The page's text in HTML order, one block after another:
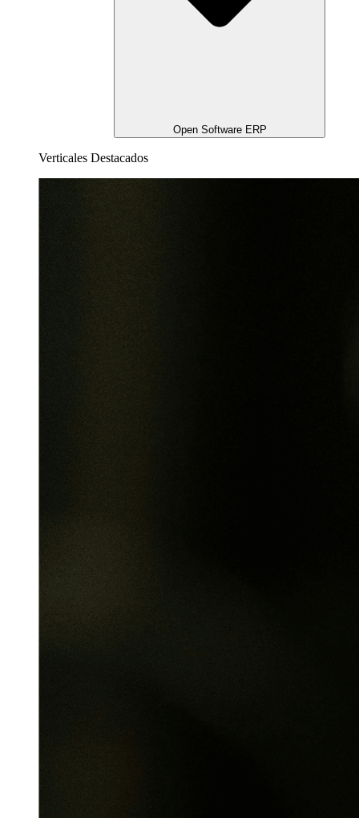
Open Software ERP
Verticales Destacados